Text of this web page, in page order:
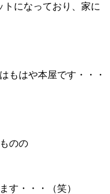
トになっており、家に
もはや本屋です・・・
のの
す・・・（笑）